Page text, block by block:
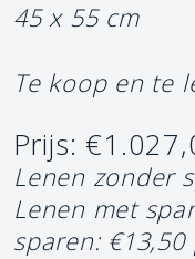
45 x 55 cm
Te koop en te
Prijs:
Lenen zonder
Lenen met
sparen: €13,50